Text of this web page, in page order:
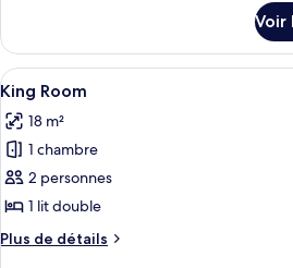
King
Room
(No
Window)
le
type
de
chambre
King
Room
(No
Window)
Voir
Afficher
toutes
les
photos
pour
ce
type
de
Une
13
King Room
18 m²
1 chambre
2 personnes
1 lit double
Plus de détails
Plus